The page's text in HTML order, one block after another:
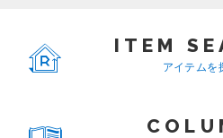
ITEM
アイテムを